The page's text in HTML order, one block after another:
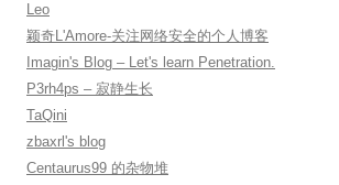
Leo
颖奇L'Amore-关注网络安全的个人博客
Imagin's Blog – Let's learn Penetration.
P3rh4ps – 寂静生长
TaQini
zbaxrl's blog
Centaurus99 的杂物堆